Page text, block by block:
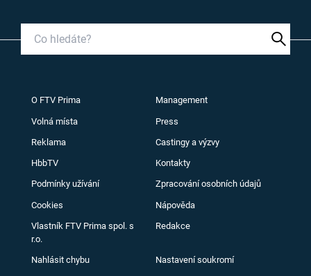
O FTV Prima Management
Volná místa Press
Reklama Castingy a výzvy
HbbTV Kontakty
Podmínky užívání Zpracování osobních údajů
Cookies Nápověda
Vlastník FTV Prima spol. s
r.o.
Redakce
Nahlásit chybu Nastavení soukromí